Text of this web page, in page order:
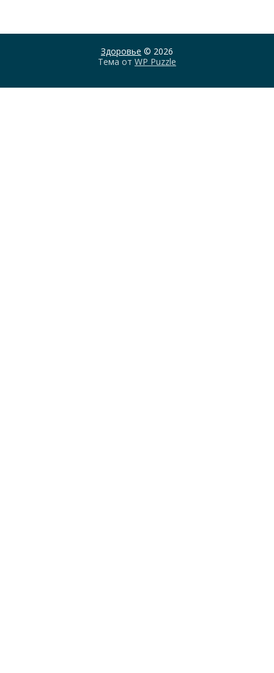
Здоровье © 2026
Тема от WP Puzzle